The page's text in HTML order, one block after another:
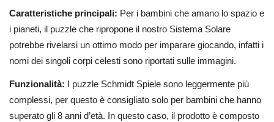
Caratteristiche principali: Per i bambini che amano lo spazio e
i pianeti, il puzzle che ripropone il nostro Sistema Solare
potrebbe rivelarsi un ottimo modo per imparare giocando, infatti i
nomi dei singoli corpi celesti sono riportati sulle immagini.
Funzionalità: I puzzle Schmidt Spiele sono leggermente più
complessi, per questo è consigliato solo per bambini che hanno
superato gli 8 anni d’età. In questo caso, il prodotto è composto